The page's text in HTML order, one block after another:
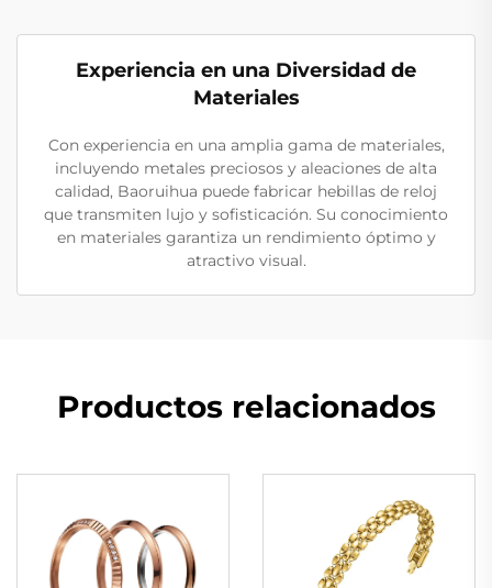
Experiencia en una Diversidad de
Materiales
Con experiencia en una amplia gama de materiales,
incluyendo metales preciosos y aleaciones de alta
calidad, Baoruihua puede fabricar hebillas de reloj
que transmiten lujo y sofisticación. Su conocimiento
en materiales garantiza un rendimiento óptimo y
atractivo visual.
Productos relacionados